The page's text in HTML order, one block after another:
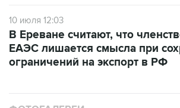
10 июля 12:03
В Ереване считают, что
ЕАЭС лишается смысла при
ограничений на экспорт в РФ